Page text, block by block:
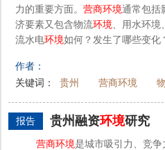
力的重要方面。 营商环境通常包括
济要素又包含物流环境、用水环境
流水电环境如何？发生了哪些变化
作者：
关键词：
贵州 营商环境
报告 贵州融资环境研究
营商环境是城市吸引力、竞